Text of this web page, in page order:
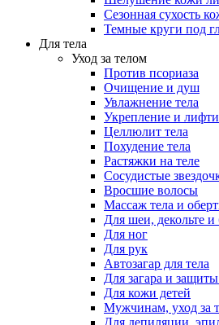
Сезонная сухость
Темные круги под
Для тела
Уход за телом
Против псориаза
Очищение и душ
Увлажнение тела
Укрепление и
Целлюлит тела
Похудение тела
Растяжки на теле
Сосудистые
Вросшие волосы
Массаж тела и
Для шеи, декольте и
Для ног
Для рук
Автозагар для тела
Для загара и
Для кожи детей
Мужчинам, уход за
Для депиляции,